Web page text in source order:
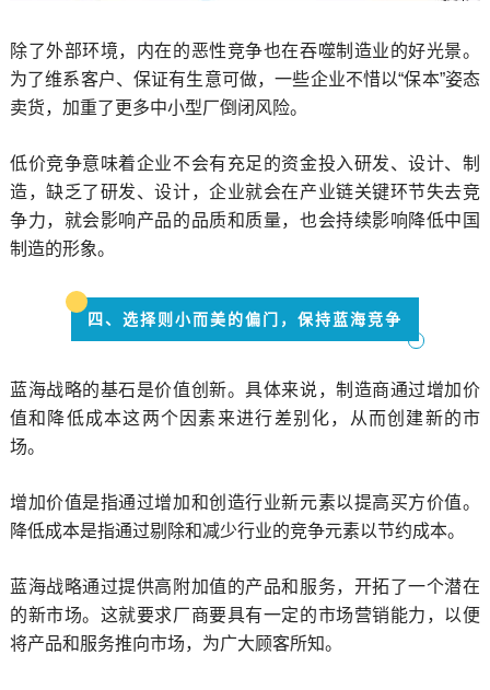
除了外部环境，内在的恶性竞争也在吞噬制造业的好光景。
为了维系客户、保证有生意可做，一些企业不惜以“保本”姿态
卖货，加重了更多中小型厂倒闭风险。
低价竞争意味着企业不会有充足的资金投入研发、设计、制
造，缺乏了研发、设计，企业就会在产业链关键环节失去竞
争力，就会影响产品的品质和质量，也会持续影响降低中国
制造的形象。
四、选择则小而美的偏门，保持蓝海竞争
蓝海战略的基石是价值创新。具体来说，制造商通过增加价
值和降低成本这两个因素来进行差别化，从而创建新的市
场。
增加价值是指通过增加和创造行业新元素以提高买方价值。
降低成本是指通过剔除和减少行业的竞争元素以节约成本。
蓝海战略通过提供高附加值的产品和服务，开拓了一个潜在
的新市场。这就要求厂商要具有一定的市场营销能力，以便
将产品和服务推向市场，为广大顾客所知。